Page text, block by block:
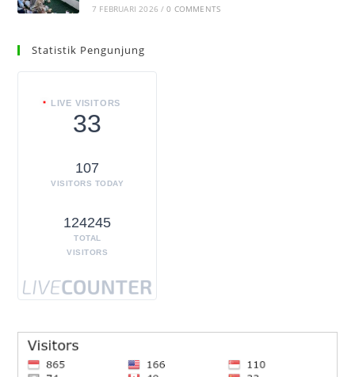
7 FEBRUARI 2026 / 0 COMMENTS
Statistik Pengunjung
LIVE VISITORS
33
107
VISITORS TODAY
124245
TOTAL
VISITORS